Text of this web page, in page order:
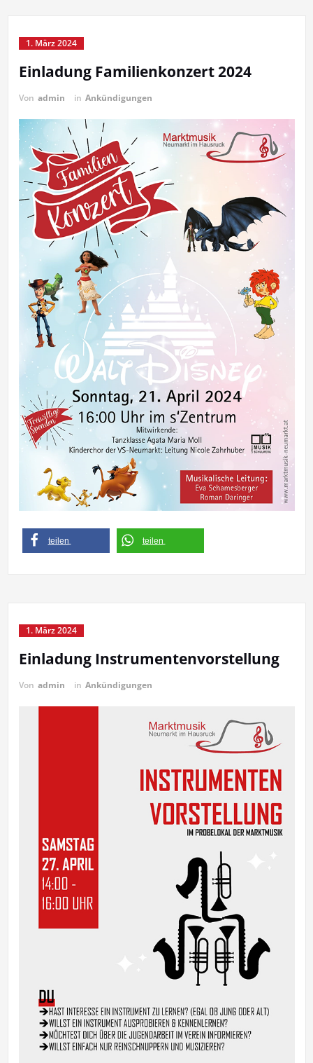
1. März 2024
Einladung Familienkonzert 2024
Von admin in Ankündigungen
teilen teilen
1. März 2024
Einladung Instrumentenvorstellung
Von admin in Ankündigungen